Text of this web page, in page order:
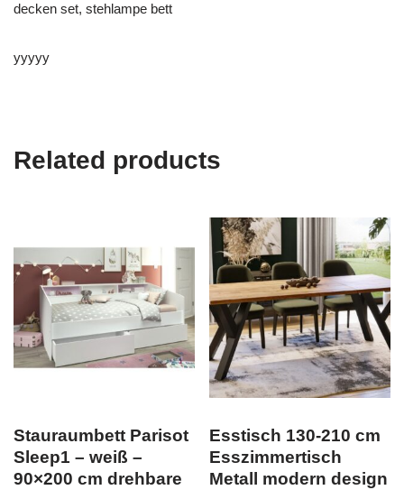
decken set, stehlampe bett
yyyyy
Related products
Stauraumbett Parisot
Sleep1 – weiß –
90×200 cm drehbare
Esstisch 130-210 cm
Esszimmertisch
Metall modern design